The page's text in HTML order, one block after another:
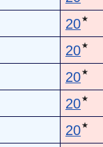
20★
20★
20★
20★
20★